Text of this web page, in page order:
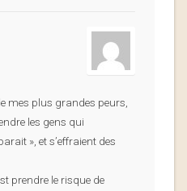
mes plus grandes peurs,
les gens qui
», et s’effraient des
prendre le risque de